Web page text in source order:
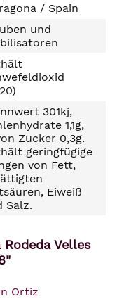
/ Spain
und
301kj,
1,1g,
Zucker 0,3g.
geringfügige
von Fett,
Eiweiß
Salz.
Velles
Ortiz